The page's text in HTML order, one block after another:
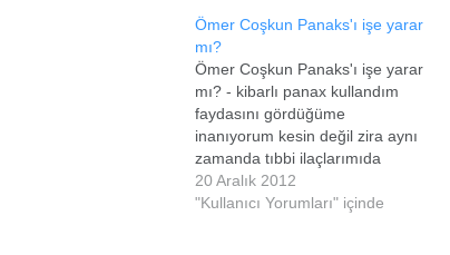
Ömer Coşkun Panaks'ı işe yarar
mı?
Ömer Coşkun Panaks'ı işe yarar
mı? - kibarlı panax kullandım
faydasını gördüğüme
inanıyorum kesin değil zira aynı
zamanda tıbbi ilaçlarımıda
kullanıyordum pahalı olduğu için
ömer coşkunun panaksını sipariş
20 Aralık 2012
"Kullanıcı Yorumları" içinde